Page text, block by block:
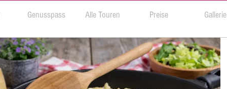
Genusspass Alle Touren Preise Gallerie